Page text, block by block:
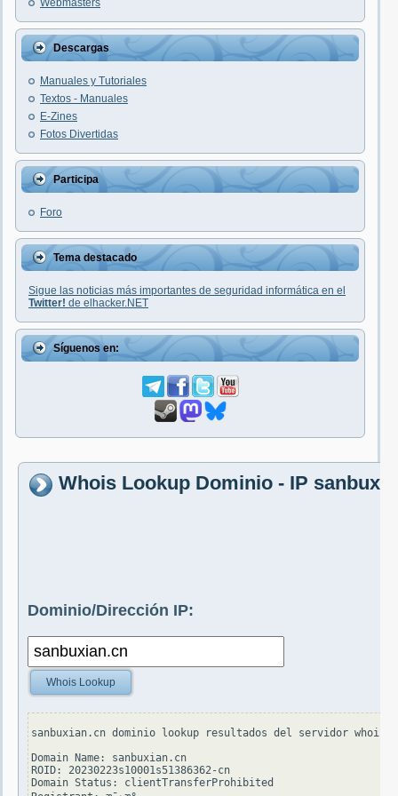
Webmasters
Descargas
Manuales y Tutoriales
Textos - Manuales
E-Zines
Fotos Divertidas
Participa
Foro
Tema destacado
Sigue las noticias más importantes de seguridad informática en el
Twitter! de elhacker.NET
Síguenos en:
Whois Lookup Dominio - IP
Dominio/Dirección IP:
Whois Lookup
sanbuxian.cn dominio lookup resultados del servidor
Domain Name: sanbuxian.cn
ROID: 20230223s10001s51386362-cn
Domain Status: clientTransferProhibited